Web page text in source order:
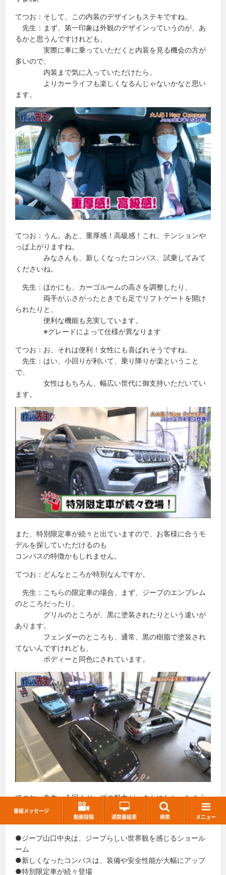
番組メッセージ
動画投稿
週間番組表 検索 メニュー
てつお：そして、この内装のデザインもステキですね。
先生：まず、第一印象は外観のデザインっていうのが、あ
るかと思うんですけれども、
実際に車に乗っていただくと内装を見る機会の方が
多いので、
内装まで気に入っていただけたら、
よりカーライフも楽しくなるんじゃないかなと思い
ます。
てつお：うん。あと、重厚感！高級感！これ、テンションや
っぱ上がりますね。
みなさんも、新しくなったコンパス、試乗してみて
くださいね。
先生：ほかにも、カーゴルームの高さを調整したり、
両手がふさがったときでも足でリフトゲートを開け
られたりと、
便利な機能も充実しています。
※グレードによって仕様が異なります
てつお：お、それは便利！女性にも喜ばれそうですね。
先生：はい、小回りが利いて、乗り降りが楽ということ
で、
女性はもちろん、幅広い世代に御支持いただいてい
ます。
また、特別限定車が続々と出ていますので、お客様に合うモ
デルを探していただけるのも
コンパスの特徴かもしれません。
てつお：どんなところが特別なんですか。
先生：こちらの限定車の場合、まず、ジープのエンブレム
のところだったり、
グリルのところが、黒に塗装されたりという違いが
あります。
フェンダーのところも、通常、黒の樹脂で塗装され
てないんですけれども、
ボディーと同色にされています。
てつお：先生、今回くジープの魅力が、さらにわかったよう
な気がします！
それでは今回のおさらいです。
●ジープ山口中央は、ジープらしい世界観を感じるショール
ーム
●新しくなったコンパスは、装備や安全性能が大幅にアップ
●特別限定車が続々登場